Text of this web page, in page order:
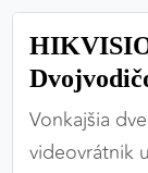
Vonkajšia
videovrátnik